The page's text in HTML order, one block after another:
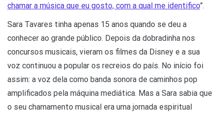
chamar a música que eu gosto, com a qual me identifico”.
Sara Tavares tinha apenas 15 anos quando se deu a
conhecer ao grande público. Depois da dobradinha nos
concursos musicais, vieram os filmes da Disney e a sua
voz continuou a popular os recreios do país. No início foi
assim: a voz dela como banda sonora de caminhos pop
amplificados pela máquina mediática. Mas a Sara sabia que
o seu chamamento musical era uma jornada espiritual